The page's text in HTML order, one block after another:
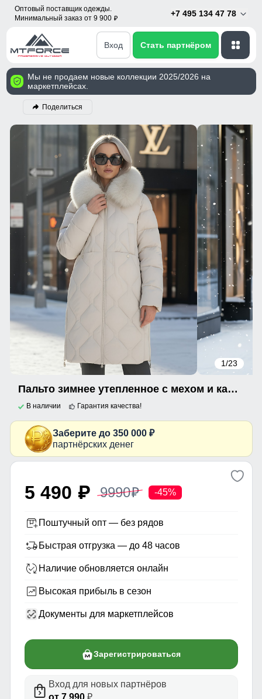
Оптовый поставщик одежды.
Минимальный заказ от 9 900 p
+7 495 134 47 78
Вход Стать партнёром
Мы не продаем новые коллекции 2025/2026 на
маркетплейсах.
Поделиться
1/23
Пальто зимнее утепленное с мехом и капюшоном тренд бежевого цвета 7753B
В наличии Гарантия качества!
Заберите до 350 000 ₽
партнёрских денег
5 490 p 9990p -45%
Поштучный опт — без рядов
Быстрая отгрузка — до 48 часов
Наличие обновляется онлайн
Высокая прибыль в сезон
Документы для маркетплейсов
Зарегистрироваться
Вход для новых партнёров